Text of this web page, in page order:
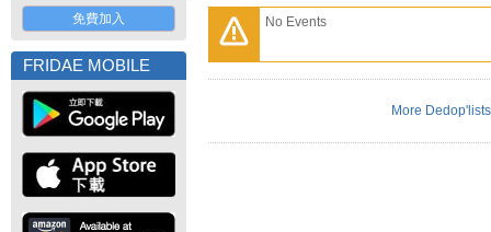
免費加入
FRIDAE MOBILE
No Events
More